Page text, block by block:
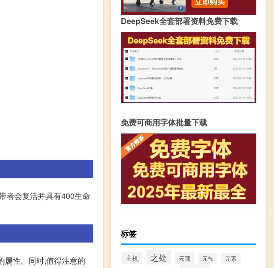
者会复活并具有400生命
属性。同时,值得注意的
DeepSeek全套部署资料免费下载
免费可商用字体批量下载
标签
主机 之处 云顶 元气 元素